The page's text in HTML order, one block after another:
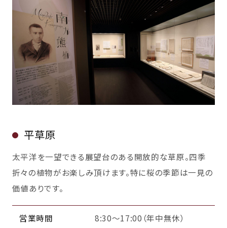
平草原
太平洋を一望できる展望台のある開放的な草原。四季
折々の植物がお楽しみ頂けます。特に桜の季節は一見の
価値ありです。
営業時間 8:30～17:00（年中無休）